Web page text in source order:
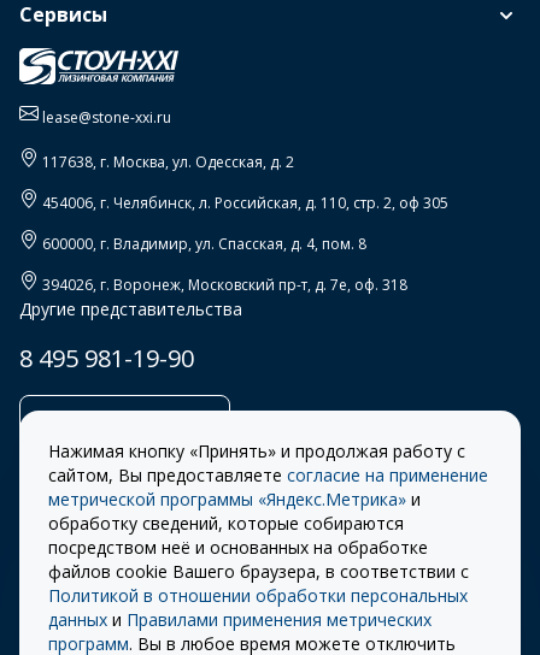
Сервисы
lease@stone-xxi.ru
117638, г. Москва,ул. Одесская, д. 2
454006, г. Челябинск,л. Российская, д. 110, стр. 2, оф 305
600000, г. Владимир,ул. Спасская, д. 4, пом. 8
394026, г. Воронеж,Московский пр-т, д. 7е, оф. 318
Другие представительства
8 495 981-19-90
© 2026 «СТОУН-XXI»
Разработка сайта –
ITECH
Правила
использования cookie
Правила пользования
сайтом
Нажимая кнопку «Принять» и продолжая работу с
сайтом, Вы предоставляете согласие на применение
метрической программы «Яндекс.Метрика» и
обработку сведений, которые собираются
посредством неё и основанных на обработке
файлов cookie Вашего браузера, в соответствии с
Политикой в отношении обработки персональных
данных и Правилами применения метрических
программ. Вы в любое время можете отключить